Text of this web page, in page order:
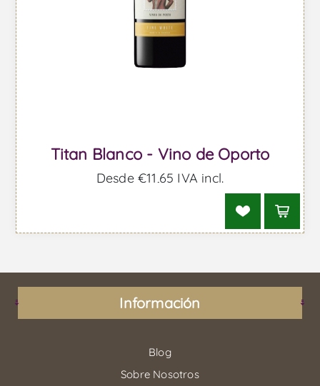
Titan Blanco - Vino de Oporto
Desde €11,65 IVA incl.
Información
Blog
Sobre Nosotros